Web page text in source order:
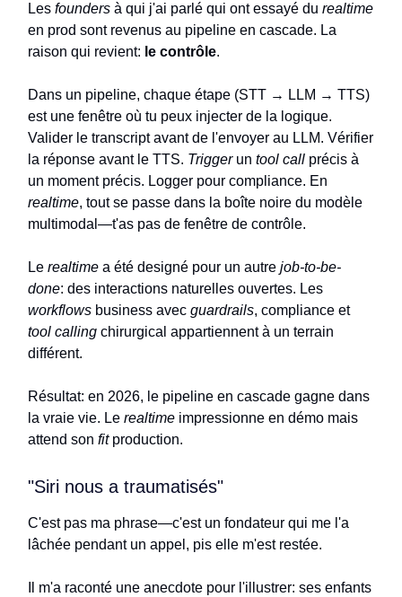
Les founders à qui j'ai parlé qui ont essayé du realtime
en prod sont revenus au pipeline en cascade. La
raison qui revient: le contrôle.
Dans un pipeline, chaque étape (STT → LLM → TTS)
est une fenêtre où tu peux injecter de la logique.
Valider le transcript avant de l'envoyer au LLM. Vérifier
la réponse avant le TTS. Triggerun tool call précis à
un moment précis. Logger pour compliance. En
realtime, tout se passe dans la boîte noire du modèle
multimodal—t'as pas de fenêtre de contrôle.
Le realtime a été designé pour un autre job-to-be-
done: des interactions naturelles ouvertes. Les
workflows business avec guardrails, compliance et
tool calling chirurgical appartiennent à un terrain
différent.
Résultat: en 2026, le pipeline en cascade gagne dans
la vraie vie. Le realtime impressionne en démo mais
attend son fitproduction.
"Siri nous a traumatisés"
C'est pas ma phrase—c'est un fondateur qui me l'a
lâchée pendant un appel, pis elle m'est restée.
Il m'a raconté une anecdote pour l'illustrer: ses enfants